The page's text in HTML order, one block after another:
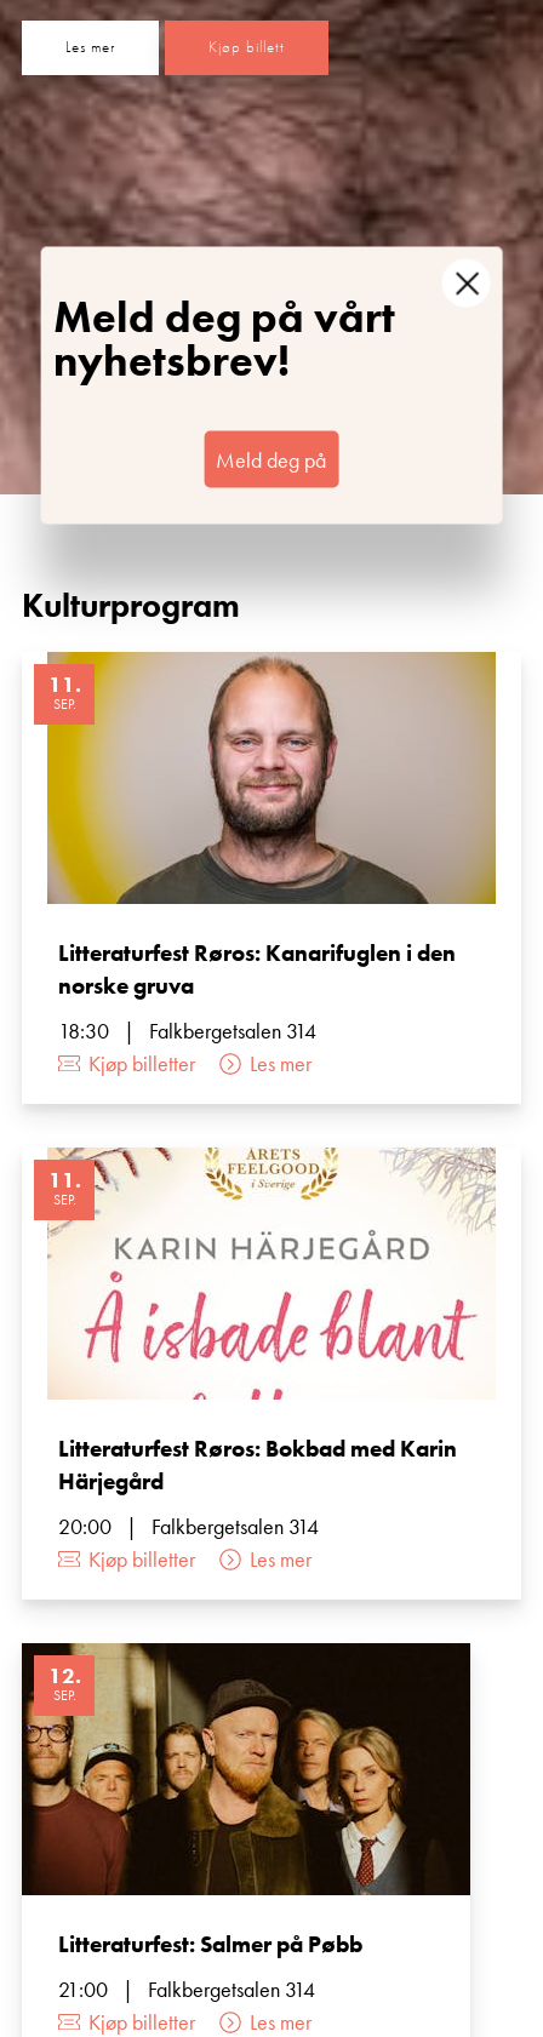
Les mer Kjøp billett
Kulturprogram
11 .
SEP.
Litteraturfest Røros: Kanarifuglen i den
norske gruva
18:30 |
Falkbergetsalen 314
Kjøp billetter
Les mer
11 .
SEP.
Litteraturfest Røros: Bokbad med Karin
Härjegård
20:00 |
Falkbergetsalen 314
Kjøp billetter
Les mer
12.
SEP.
Litteraturfest: Salmer på Pøbb
21:00 |
Falkbergetsalen 314
Kjøp billetter
Les mer
Meld deg på vårt
nyhetsbrev!
Meld deg på